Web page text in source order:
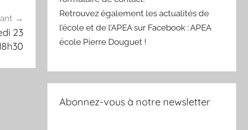
23
Retrouvez également les actualités de
l’école et de l’APEA sur Facebook : APEA
école Pierre Douguet !
Abonnez-vous à notre newsletter